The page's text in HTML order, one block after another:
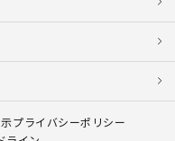
プライバシーポリシー